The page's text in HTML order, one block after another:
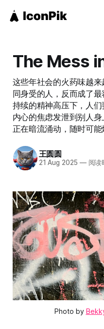
The Mess
这些年社会的火药味越
同身受的人，反而成了
持续的精神高压下，人
内心的焦虑发泄到别人
正在暗流涌动，随时可能
王圆圆
21 Aug 2025 —阅读
Photo by